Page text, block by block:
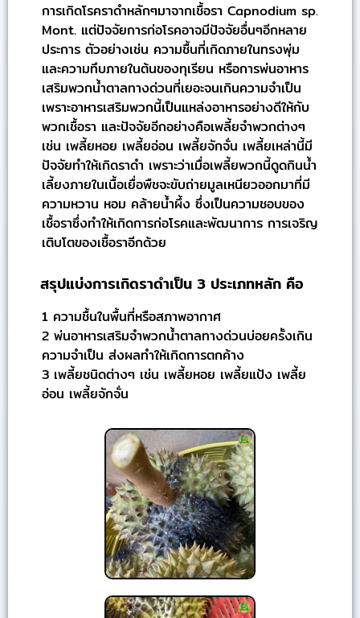
การเกิดโรคราดำหลักๆมาจากเชื้อรา Capnodium sp.
Mont. แต่ปัจจัยการก่อโรคอาจมีปัจจัยอื่นๆอีกหลาย
ประการ ตัวอย่างเช่น ความชื้นที่เกิดภายในทรงพุ่ม
และความทึบภายในต้นของทุเรียน หรือการพ่นอาหาร
เสริมพวกน้ำตาลทางด่วนที่เยอะจนเกินความจำเป็น
เพราะอาหารเสริมพวกนี้เป็นแหล่งอาหารอย่างดีให้กับ
พวกเชื้อรา และปัจจัยอีกอย่างคือเพลี้ยจำพวกต่างๆ
เช่น เพลี้ยหอย เพลี้ยอ่อน เพลี้ยจักจั่น เพลี้ยเหล่านี้มี
ปัจจัยทำให้เกิดราดำ เพราะว่าเมื่อเพลี้ยพวกนี้ดูดกินน้ำ
เลี้ยงภายในเนื้อเยื่อพืชจะขับถ่ายมูลเหนียวออกมาที่มี
ความหวาน หอม คล้ายน้ำผึ้ง ซึ่งเป็นความชอบของ
เชื้อราซึ่งทำให้เกิดการก่อโรคและพัฒนาการ การเจริญ
เติบโตของเชื้อราอีกด้วย
สรุปแบ่งการเกิดราดำเป็น 3 ประเภทหลัก คือ
1 ความชื้นในพื้นที่หรือสภาพอากาศ
2 พ่นอาหารเสริมจำพวกน้ำตาลทางด่วนบ่อยครั้งเกิน
ความจำเป็น ส่งผลทำให้เกิดการตกค้าง
3 เพลี้ยชนิดต่างๆ เช่น เพลี้ยหอย เพลี้ยแป้ง เพลี้ย
อ่อน เพลี้ยจักจั่น